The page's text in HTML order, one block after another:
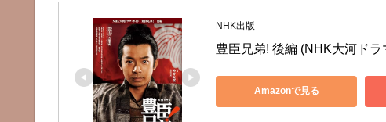
NHK出版
豊臣兄弟! 後編 (NHK大河ドラ
Amazonで見る